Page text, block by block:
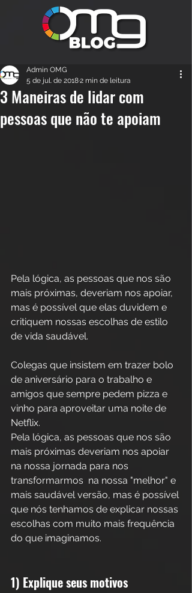
3 Maneiras de lidar com
pessoas que não te apoiam
Admin OMG
5 de jul. de 20182 min de leitura
Pela lógica, as pessoas que nos são
mais próximas, deveriam nos apoiar,
mas é possível que elas duvidem e
critiquem nossas escolhas de estilo
de vida saudável.
Colegas que insistem em trazer bolo
de aniversário para o trabalho e
amigos que sempre pedem pizza e
vinho para aproveitar uma noite de
Netflix.
Pela lógica, as pessoas que nos são
mais próximas deveriam nos apoiar
na nossa jornada para nos
transformarmos  na nossa "melhor" e
mais saudável versão, mas é possível
que nós tenhamos de explicar nossas
escolhas com muito mais frequência
do que imaginamos.
1) Explique seus motivos